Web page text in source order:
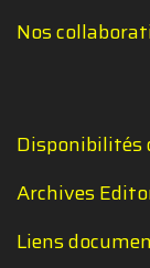
Nos
Disponibilités
Archives
Liens